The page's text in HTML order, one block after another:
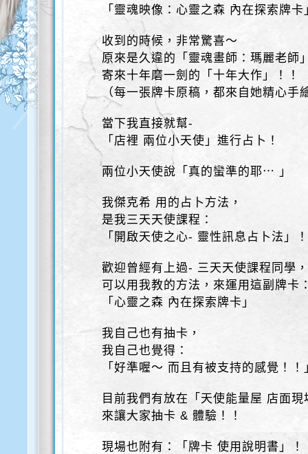
「靈魂映像：心靈之森 內在探索牌卡
收到的時候，非常驚喜～
原來是久違的「靈魂畫師：瑪麗老師
寄來十年磨一劍的「十年大作」！！
（每一張牌卡原稿，都來自她精心手
當下我直接就幫-
「店裡 兩位小天使」進行占卜！
兩位小天使說「真的蠻準的耶⋯ 」
我傑克希 用的占卜方法，
是我三天天使課程：
「開啟天使之心- 靈性訊息占卜法」
歡迎曾經有上過- 三天天使課程同學
可以用我教的方法，來運用這副牌卡
「心靈之森 內在探索牌卡」
我自己也有抽卡，
我自己也覺得：
「好準喔～ 而且有被支持的感覺！！
目前我們有放在「天使能量屋 店面現
來讓大家抽卡 & 體驗！！
現場也附有：「牌卡 使用說明書」！